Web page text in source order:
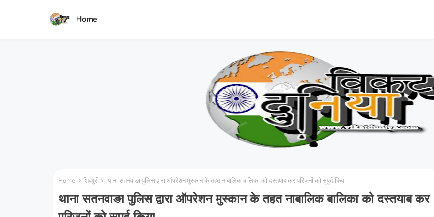
Home
Home शिवपुरी थाना सतनवाङा पुलिस द्वारा ऑपरेशन मुस्कान के तहत नाबालिक बालिका को दस्तयाब कर परिजनों को सुपुर्द किया
थाना सतनवाङा पुलिस द्वारा ऑपरेशन मुस्कान के तहत नाबालिक बालिका को दस्तयाब कर